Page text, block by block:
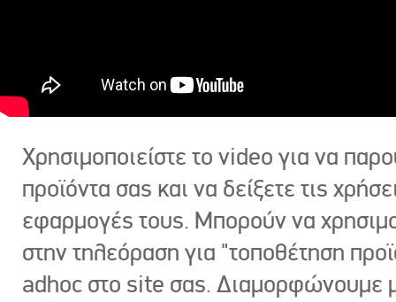
Χρησιμοποιείστε το video για να
προϊόντα σας και να δείξετε τις
εφαρμογές τους. Μπορούν να
στην τηλεόραση για "τοποθέτηση
adhoc στο site σας. Διαμορφώνουμε